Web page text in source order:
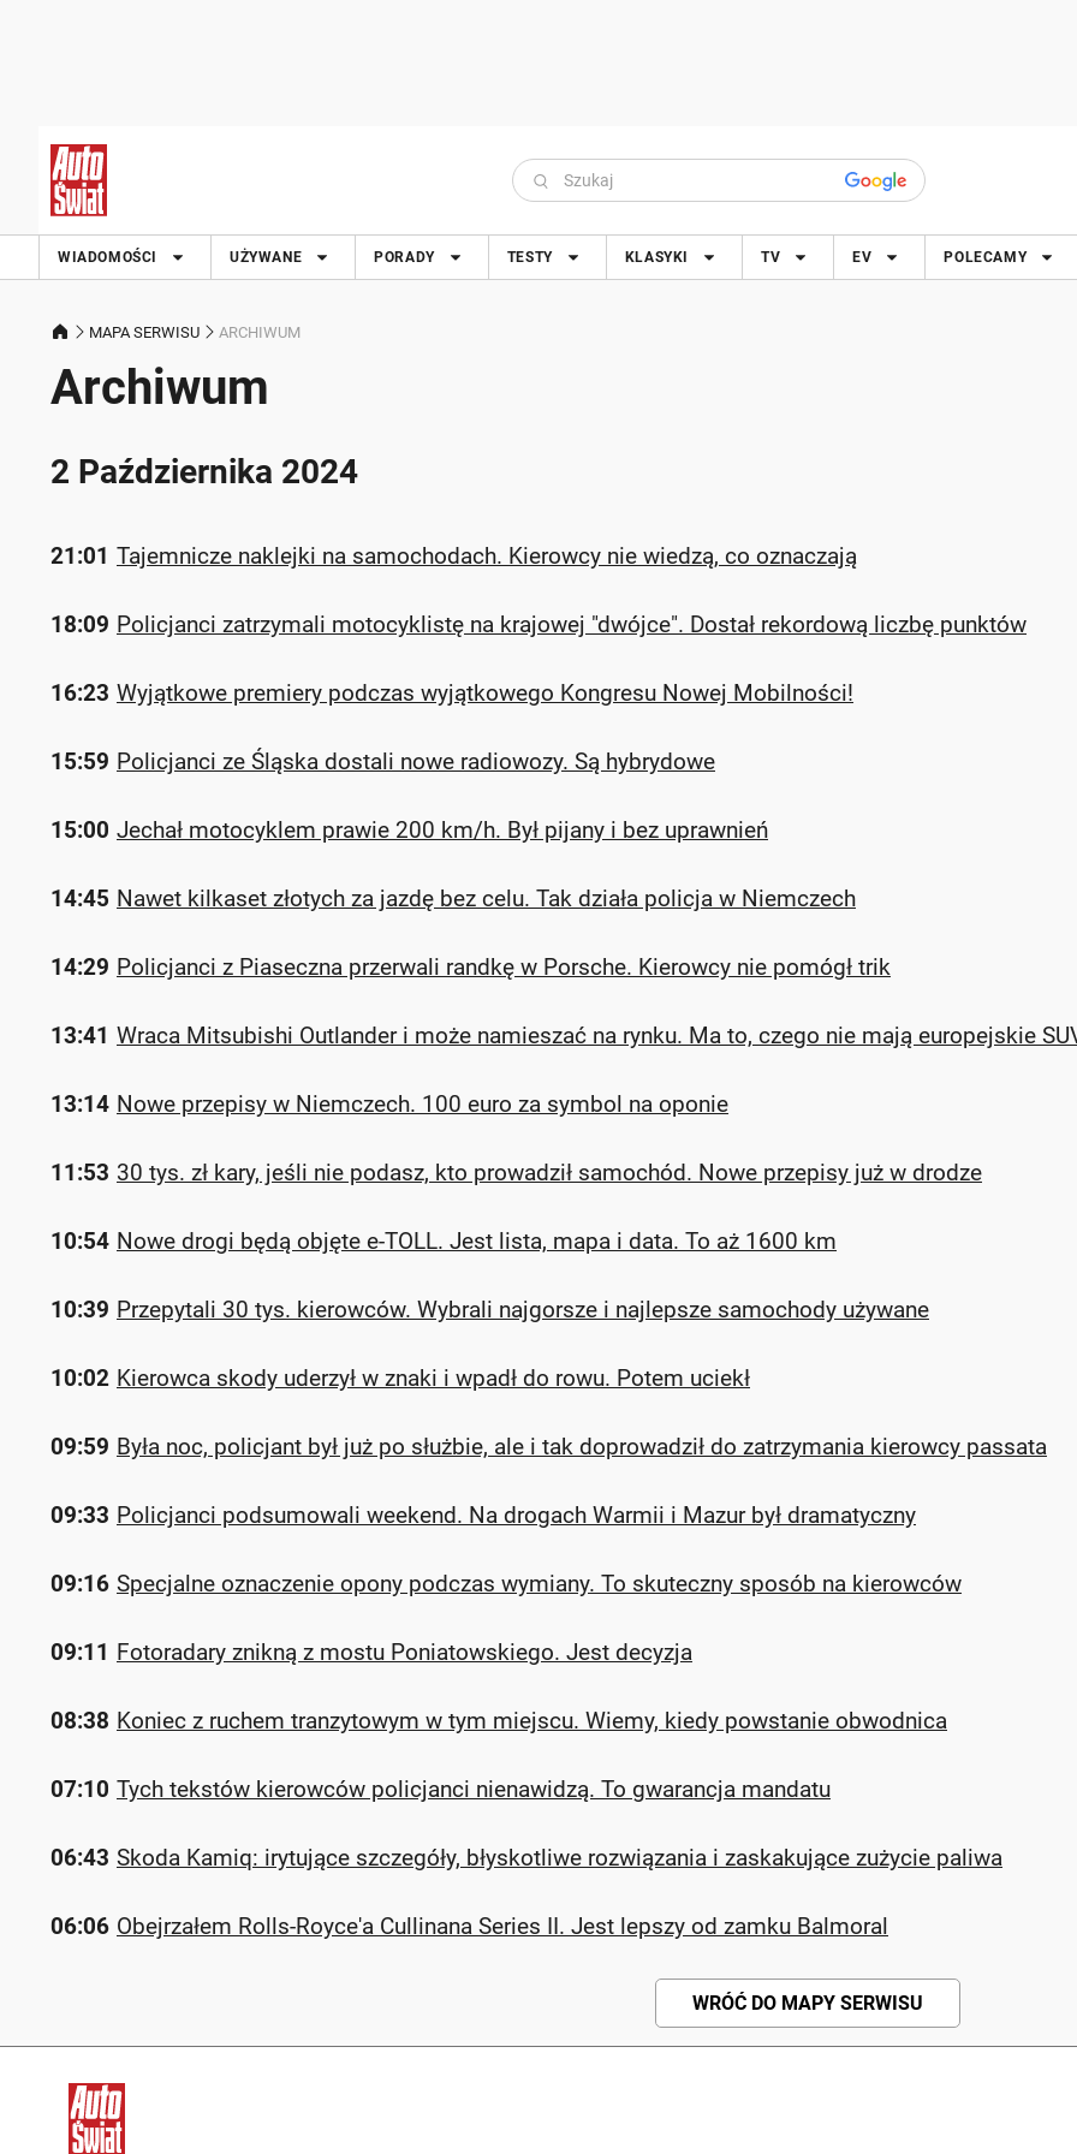
WIADOMOŚCI UŻYWANE PORADY TESTY KLASYKI TV EV POLECAMY
MAPA SERWISU ARCHIWUM
Archiwum
2 Października 2024
21:01 Tajemnicze naklejki na samochodach. Kierowcy nie wiedzą, co oznaczają
18:09 Policjanci zatrzymali motocyklistę na krajowej "dwójce". Dostał rekordową liczbę punktów
16:23 Wyjątkowe premiery podczas wyjątkowego Kongresu Nowej Mobilności!
15:59 Policjanci ze Śląska dostali nowe radiowozy. Są hybrydowe
15:00 Jechał motocyklem prawie 200 km/h. Był pijany i bez uprawnień
14:45 Nawet kilkaset złotych za jazdę bez celu. Tak działa policja w Niemczech
14:29 Policjanci z Piaseczna przerwali randkę w Porsche. Kierowcy nie pomógł trik
13:41 Wraca Mitsubishi Outlander i może namieszać na rynku. Ma to, czego nie mają europejskie
13:14 Nowe przepisy w Niemczech. 100 euro za symbol na oponie
11:53 30 tys. zł kary, jeśli nie podasz, kto prowadził samochód. Nowe przepisy już w drodze
10:54 Nowe drogi będą objęte e-TOLL. Jest lista, mapa i data. To aż 1600 km
10:39 Przepytali 30 tys. kierowców. Wybrali najgorsze i najlepsze samochody używane
10:02 Kierowca skody uderzył w znaki i wpadł do rowu. Potem uciekł
09:59 Była noc, policjant był już po służbie, ale i tak doprowadził do zatrzymania kierowcy passata
09:33 Policjanci podsumowali weekend. Na drogach Warmii i Mazur był dramatyczny
09:16 Specjalne oznaczenie opony podczas wymiany. To skuteczny sposób na kierowców
09:11 Fotoradary znikną z mostu Poniatowskiego. Jest decyzja
08:38 Koniec z ruchem tranzytowym w tym miejscu. Wiemy, kiedy powstanie obwodnica
07:10 Tych tekstów kierowców policjanci nienawidzą. To gwarancja mandatu
06:43 Skoda Kamiq: irytujące szczegóły, błyskotliwe rozwiązania i zaskakujące zużycie paliwa
06:06 Obejrzałem Rolls-Royce'a Cullinana Series II. Jest lepszy od zamku Balmoral
WRÓĆ DO MAPY SERWISU